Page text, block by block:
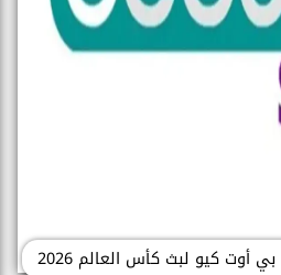
كيو لبث كأس العالم 2026